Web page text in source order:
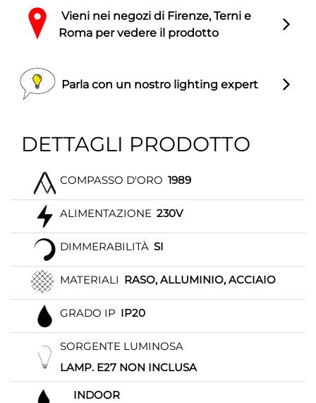
Vieni nei negozi di Firenze, Terni e
Roma per vedere il prodotto
Parla con un nostro lighting expert
DETTAGLI PRODOTTO
COMPASSO D'ORO 1989
ALIMENTAZIONE 230V
DIMMERABILITÀ SI
MATERIALI RASO, ALLUMINIO, ACCIAIO
GRADO IP IP20
SORGENTE LUMINOSA
LAMP. E27 NON INCLUSA
INDOOR